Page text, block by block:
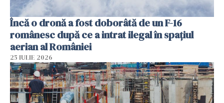
Încă o dronă a fost doborâtă de un F-16
românesc după ce a intrat ilegal în spațiul
aerian al României
25 IULIE 2026